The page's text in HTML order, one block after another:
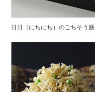
日日（にちにち）のごちそう膳